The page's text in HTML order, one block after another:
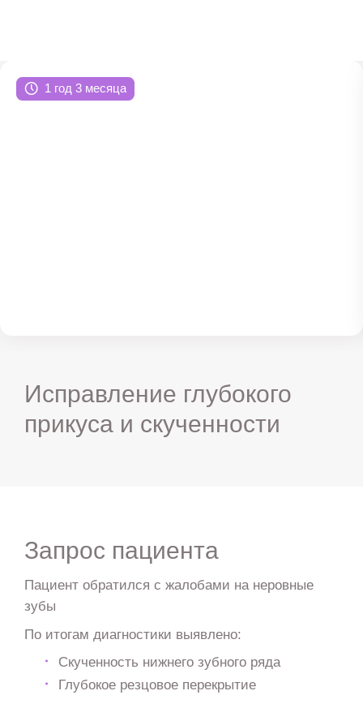
Исправление глубокого
прикуса и скученности
1 год 3 месяца
Запрос пациента
Пациент обратился с жалобами на неровные
зубы
По итогам диагностики выявлено:
Скученность нижнего зубного ряда
Глубокое резцовое перекрытие